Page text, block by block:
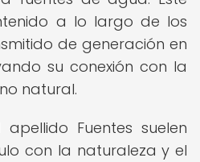
a lo largo de los
de generación en
su conexión con la
natural.
Fuentes suelen
con la naturaleza y el